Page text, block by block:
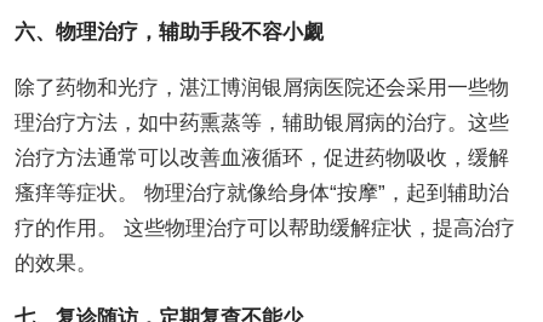
六、物理治疗，辅助手段不容小觑
除了药物和光疗，湛江博润银屑病医院还会采用一些物
理治疗方法，如中药熏蒸等，辅助银屑病的治疗。这些
治疗方法通常可以改善血液循环，促进药物吸收，缓解
瘙痒等症状。 物理治疗就像给身体“按摩”，起到辅助治
疗的作用。 这些物理治疗可以帮助缓解症状，提高治疗
的效果。
七、复诊随访，定期复查不能少